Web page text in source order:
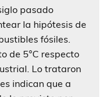
pasado
la hipótesis de
fósiles.
de 5°C respecto
Lo trataron
indican que a